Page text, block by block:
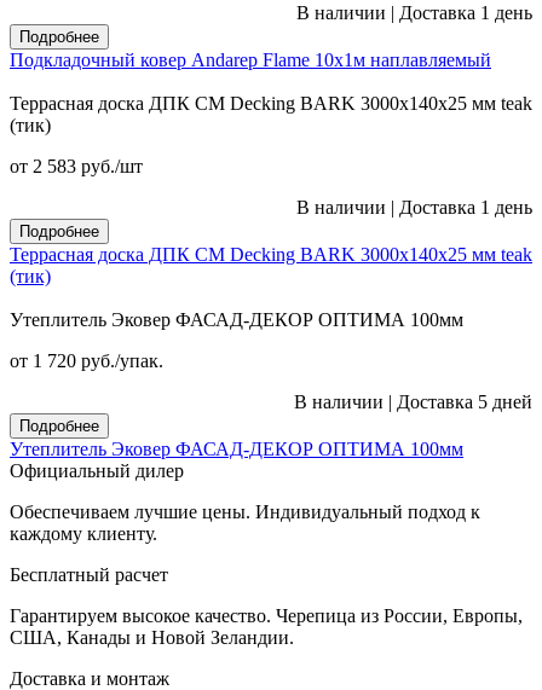
В наличии | Доставка 1 день
Подробнее
Подкладочный ковер Andarep Flame 10х1м наплавляемый
Террасная доска ДПК CM Decking BARK 3000х140х25 мм teak
(тик)
от 2 583 руб./шт
В наличии | Доставка 1 день
Подробнее
Террасная доска ДПК CM Decking BARK 3000х140х25 мм teak
(тик)
Утеплитель Эковер ФАСАД-ДЕКОР ОПТИМА 100мм
от 1 720 руб./упак.
В наличии | Доставка 5 дней
Подробнее
Утеплитель Эковер ФАСАД-ДЕКОР ОПТИМА 100мм
Официальный дилер
Обеспечиваем лучшие цены. Индивидуальный подход к
каждому клиенту.
Бесплатный расчет
Гарантируем высокое качество. Черепица из России, Европы,
США, Канады и Новой Зеландии.
Доставка и монтаж